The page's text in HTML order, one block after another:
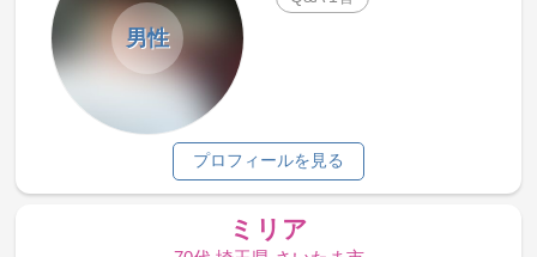
男性
プロフィールを見る
ミリア